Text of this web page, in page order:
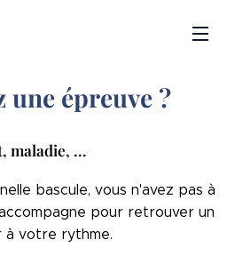
une épreuve ?
maladie, ...
bascule, vous n'avez pas à
pour retrouver un
à votre rythme.